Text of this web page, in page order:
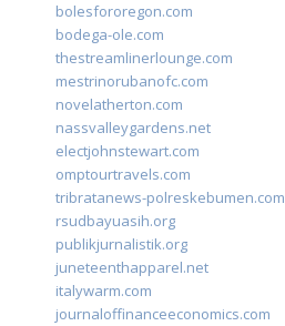
bolesfororegon.com
bodega-ole.com
thestreamlinerlounge.com
mestrinorubanofc.com
novelatherton.com
nassvalleygardens.net
electjohnstewart.com
omptourtravels.com
tribratanews-polreskebumen.com
rsudbayuasih.org
publikjurnalistik.org
juneteenthapparel.net
italywarm.com
journaloffinanceeconomics.com